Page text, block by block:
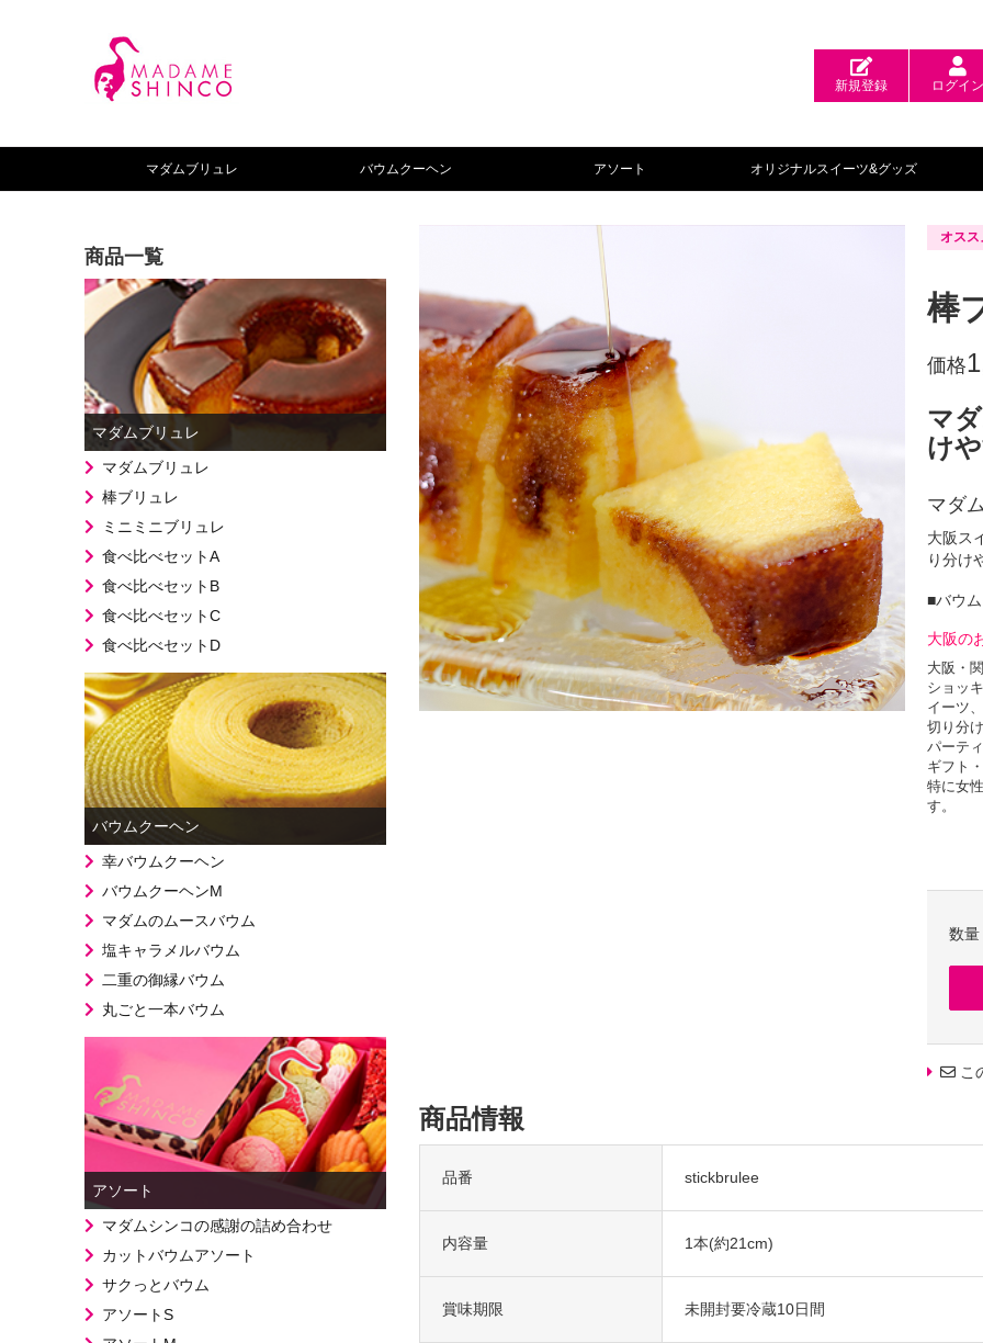
新規登録 ログイン
マダムブリュレ バウムクーヘン アソート オリジナルスイーツ&グッズ
オスス
棒
価格
マ
け
マダ
大阪ス
り分け
■バウ
大阪の
大阪・
ショッ
イーツ
切り分
パーテ
ギフト
特に女
す。
手作り
フラン
別添え
カラメ
わ食感
憧れの
もちろ
数量
こ
商品情報
品番 stickbrulee
内容量 1本(約21cm)
賞味期限 未開封要冷蔵10日間
商品一覧
マダムブリュレ
マダムブリュレ
棒ブリュレ
ミニミニブリュレ
食べ比べセットA
食べ比べセットB
食べ比べセットC
食べ比べセットD
バウムクーヘン
幸バウムクーヘン
バウムクーヘンM
マダムのムースバウム
塩キャラメルバウム
二重の御縁バウム
丸ごと一本バウム
アソート
マダムシンコの感謝の詰め合わせ
カットバウムアソート
サクっとバウム
アソートS